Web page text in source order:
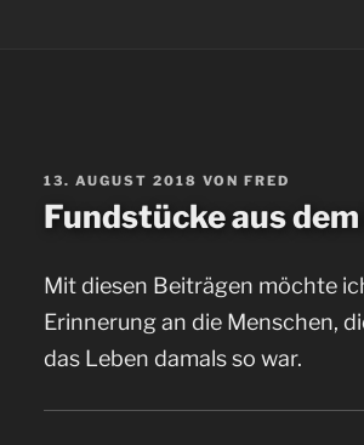
VERÖFFENTLICHT
AM
13. AUGUST 2018 VON FRED
Fundstücke aus
Mit diesen Beiträgen möchte
Erinnerung an die Menschen,
das Leben damals so war.